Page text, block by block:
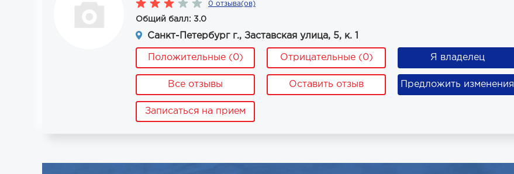
0 отзыва(ов)
Общий балл: 3.0
Санкт-Петербург г., Заставская улица, 5, к. 1
Положительные (0) Отрицательные (0) Я владелец
Все отзывы Оставить отзыв Предложить изменения
Записаться на прием